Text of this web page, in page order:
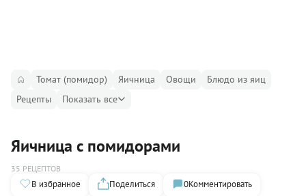
Томат (помидор) Яичница Овощи
Блюдо из яиц
Рецепты
Показать все
Яичница с помидорами
35 РЕЦЕПТОВ
В избранное Поделиться 0Комментировать